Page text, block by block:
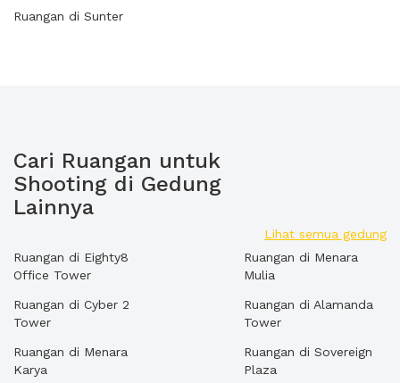
Ruangan di Sunter
Cari Ruangan untuk
Shooting di Gedung
Lainnya
Lihat semua gedung
Ruangan di Eighty8
Office Tower
Ruangan di Cyber 2
Tower
Ruangan di Menara
Karya
Ruangan di Menara
Mulia
Ruangan di Alamanda
Tower
Ruangan di Sovereign
Plaza